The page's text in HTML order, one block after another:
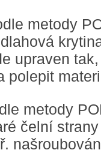
metody
upraven
polepit
metody
čelní